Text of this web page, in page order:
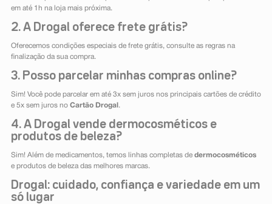
em até 1h na loja mais próxima.
2. A Drogal oferece frete grátis?
Oferecemos condições especiais de frete grátis, consulte as regras na
finalização da sua compra.
3. Posso parcelar minhas compras online?
Sim! Você pode parcelar em até 3x sem juros nos principais cartões de crédito
e 5x sem juros no Cartão Drogal .
4. A Drogal vende dermocosméticos e
produtos de beleza?
Sim! Além de medicamentos, temos linhas completas de dermocosméticos
e produtos de beleza das melhores marcas.
Drogal: cuidado, confiança e variedade em um
só lugar